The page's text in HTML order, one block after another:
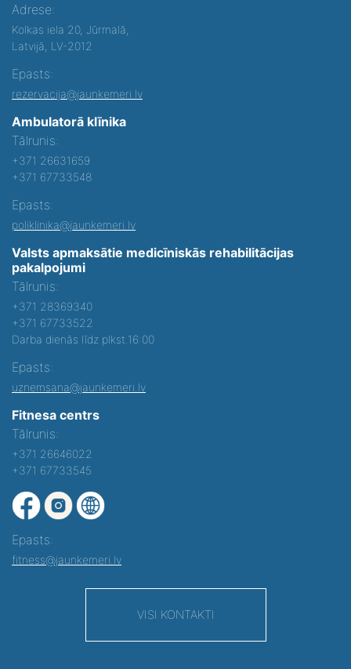
Adrese:
Kolkas iela 20, Jūrmalā,
Latvijā, LV-2012
Epasts:
rezervacija@jaunkemeri.lv
Ambulatorā klīnika
Tālrunis:
+371 26631659
+371 67733548
Epasts:
poliklinika@jaunkemeri.lv
Valsts apmaksātie medicīniskās rehabilitācijas
pakalpojumi
Tālrunis:
+371 28369340
+371 67733522
Darba dienās līdz plkst.16:00
Epasts:
uznemsana@jaunkemeri.lv
Fitnesa centrs
Tālrunis:
+371 26646022
+371 67733545
Epasts:
fitness@jaunkemeri.lv
VISI KONTAKTI